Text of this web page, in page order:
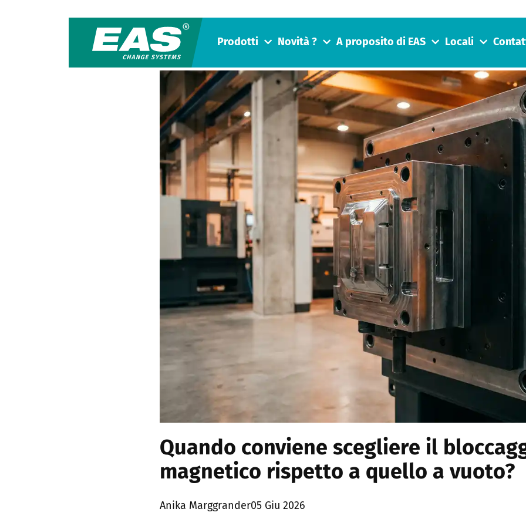
Prodotti Novità ? A proposito di EAS Locali
Quando conviene scegliere il
magnetico rispetto a quello a vuoto?
Posted
Anika Marggrander05 Giu 2026